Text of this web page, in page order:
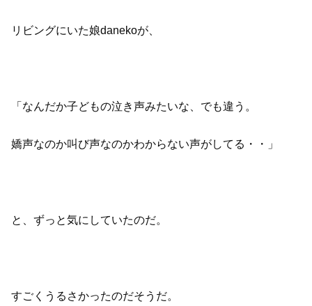
リビングにいた娘danekoが、
「なんだか子どもの泣き声みたいな、でも違う。
嬌声なのか叫び声なのかわからない声がしてる・・」
と、ずっと気にしていたのだ。
すごくうるさかったのだそうだ。